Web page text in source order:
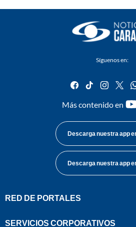
Síguenos en:
facebook
tiktok
Más contenido en
Descarga nuestra app
Descarga nuestra app
RED DE PORTALES
SERVICIOS CORPORATIVOS